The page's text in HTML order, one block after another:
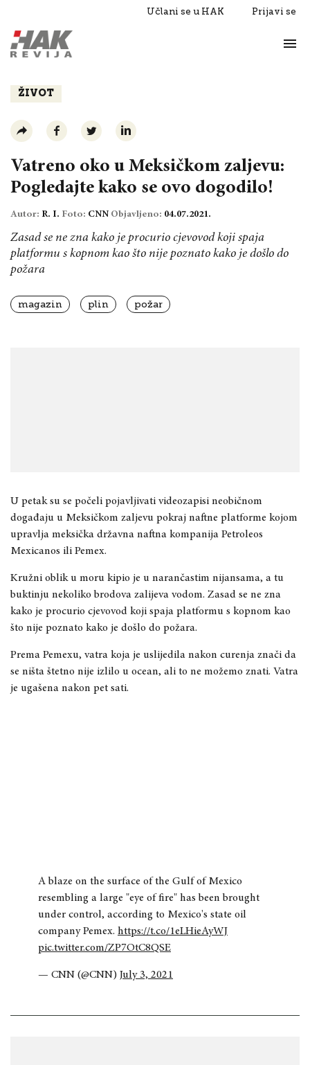
Učlani se u HAK Prijavi se
Razgovori
ŽIVOT
Vatreno oko u Meksičkom zaljevu:
Pogledajte kako se ovo dogodilo!
Autor: R. I. Foto: CNN Objavljeno: 04.07.2021.
Zasad se ne zna kako je procurio cjevovod koji spaja
platformu s kopnom kao što nije poznato kako je došlo do
požara
magazin plin požar
U petak su se počeli pojavljivati videozapisi neobičnom
događaju u Meksičkom zaljevu pokraj naftne platforme kojom
upravlja meksička državna naftna kompanija Petroleos
Mexicanos ili Pemex.
Kružni oblik u moru kipio je u narančastim nijansama, a tu
buktinju nekoliko brodova zalijeva vodom. Zasad se ne zna
kako je procurio cjevovod koji spaja platformu s kopnom kao
što nije poznato kako je došlo do požara.
Prema Pemexu, vatra koja je uslijedila nakon curenja znači da
se ništa štetno nije izlilo u ocean, ali to ne možemo znati. Vatra
je ugašena nakon pet sati.
A blaze on the surface of the Gulf of Mexico
resembling a large "eye of fire" has been brought
under control, according to Mexico's state oil
company Pemex. https://t.co/1eLHieAyWJ
pic.twitter.com/ZP7OtC8QSE
— CNN (@CNN) July 3, 2021